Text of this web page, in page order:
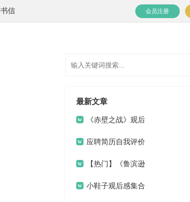
信 会员注册
最新文章
《赤壁之战》观后
感 应聘简历自我评价
【热门】《鲁滨逊
漂流记》读后感
小鞋子观后感集合